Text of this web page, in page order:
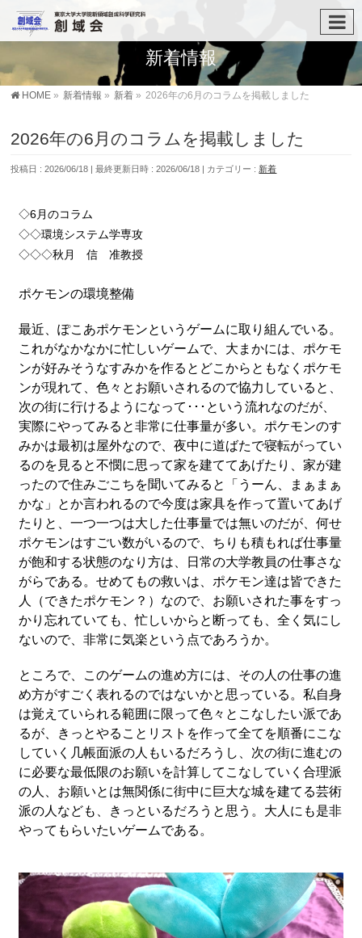
新着情報
HOME » 新着情報 » 新着 » 2026年の6月のコラムを掲載しました
2026年の6月のコラムを掲載しました
投稿日 : 2026/06/18 最終更新日時 : 2026/06/18 カテゴリー : 新着
◇6月のコラム
◇◇環境システム学専攻
◇◇◇秋月 信 准教授
ポケモンの環境整備
最近、ぽこあポケモンというゲームに取り組んでいる。
これがなかなかに忙しいゲームで、大まかには、ポケモ
ンが好みそうなすみかを作るとどこからともなくポケモ
ンが現れて、色々とお願いされるので協力していると、
次の街に行けるようになって･･･という流れなのだが、
実際にやってみると非常に仕事量が多い。ポケモンのす
みかは最初は屋外なので、夜中に道ばたで寝転がってい
るのを見ると不憫に思って家を建ててあげたり、家が建
ったので住みごこちを聞いてみると「うーん、まぁまぁ
かな」とか言われるので今度は家具を作って置いてあげ
たりと、一つ一つは大した仕事量では無いのだが、何せ
ポケモンはすごい数がいるので、ちりも積もれば仕事量
が飽和する状態のなり方は、日常の大学教員の仕事さな
がらである。せめてもの救いは、ポケモン達は皆できた
人（できたポケモン？）なので、お願いされた事をすっ
かり忘れていても、忙しいからと断っても、全く気にし
ないので、非常に気楽という点であろうか。
ところで、このゲームの進め方には、その人の仕事の進
め方がすごく表れるのではないかと思っている。私自身
は覚えていられる範囲に限って色々とこなしたい派であ
るが、きっとやることリストを作って全てを順番にこな
していく几帳面派の人もいるだろうし、次の街に進むの
に必要な最低限のお願いを計算してこなしていく合理派
の人、お願いとは無関係に街中に巨大な城を建てる芸術
派の人なども、きっといるだろうと思う。大人にも是非
やってもらいたいゲームである。